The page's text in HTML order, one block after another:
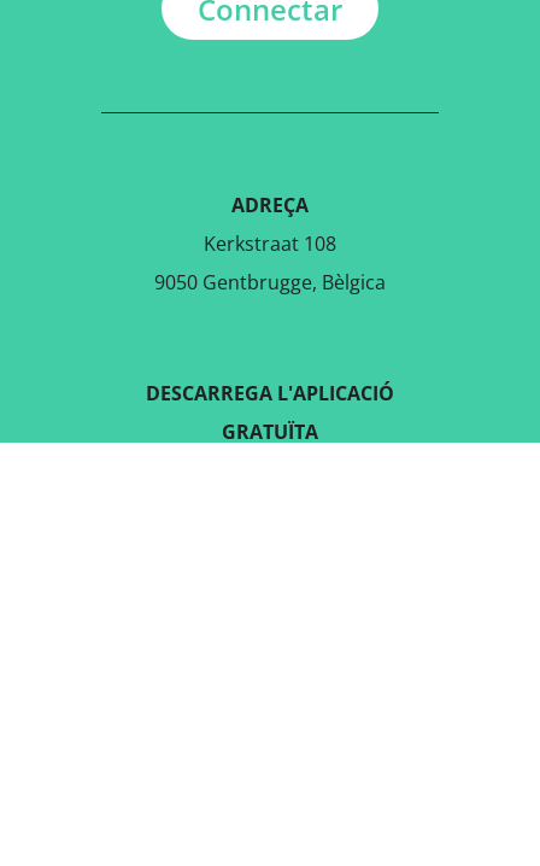
Connectar
ADREÇA
Kerkstraat 108
9050 Gentbrugge, Bèlgica
DESCARREGA L'APLICACIÓ
GRATUÏTA